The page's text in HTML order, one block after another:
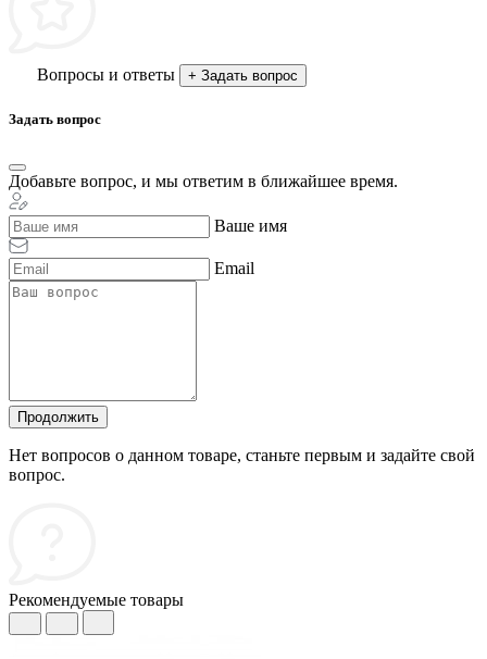
Вопросы и ответы + Задать вопрос
Задать вопрос
Добавьте вопрос, и мы ответим в ближайшее время.
Ваше имя
Email
Продолжить
Нет вопросов о данном товаре, станьте первым и задайте свой
вопрос.
Рекомендуемые товары